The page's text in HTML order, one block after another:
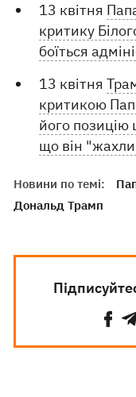
13 квітня
критику
боїться
13 квітня
критикою
його позицію
що він
Новини по темі:
Дональд Трамп